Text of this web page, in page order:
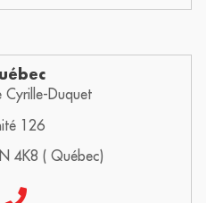
Cyrille-Duquet
126
4K8 ( Québec)